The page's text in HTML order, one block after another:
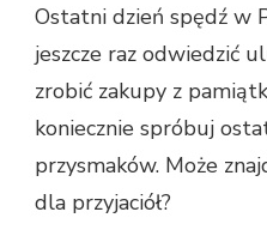
Ostatni dzień spędź w
jeszcze raz odwiedzić
zrobić zakupy z
koniecznie spróbuj
przysmaków. Może
dla przyjaciół?